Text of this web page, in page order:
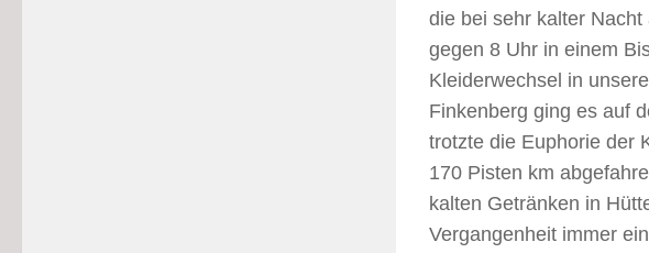
die bei sehr kalter
gegen 8 Uhr in einem
Kleiderwechsel in
Finkenberg ging es auf
trotzte die Euphorie der
170 Pisten km
kalten Getränken in
Vergangenheit immer